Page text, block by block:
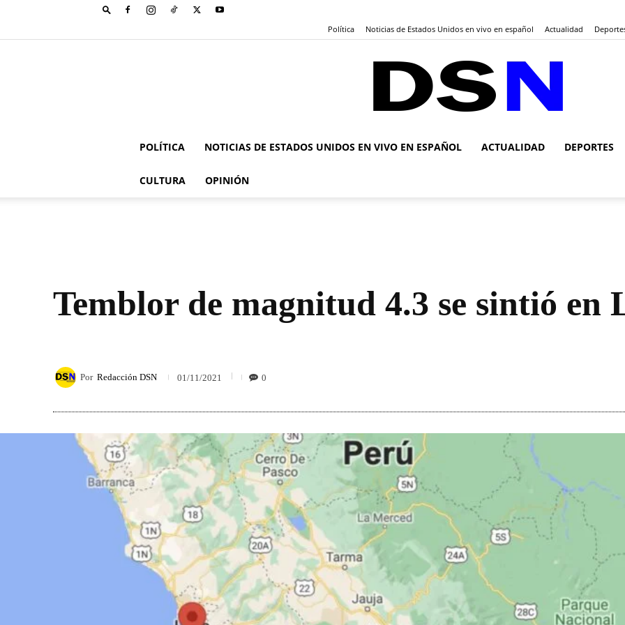
Política Noticias de Estados Unidos en vivo en español Actualidad
POLÍTICA NOTICIAS DE ESTADOS UNIDOS EN VIVO EN ESPAÑOL ACTUALIDAD DEPORTES
CULTURA OPINIÓN
Temblor de magnitud 4.3 se sintió en
Por Redacción DSN 01/11/2021 0